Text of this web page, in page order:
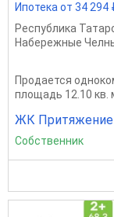
Ипотека от 34
Республика
Набережные
Продается
площадь 12.10 кв.
ЖК Притяжение
Собственник